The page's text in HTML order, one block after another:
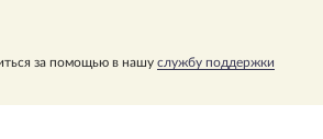
за помощью в нашу службу поддержки